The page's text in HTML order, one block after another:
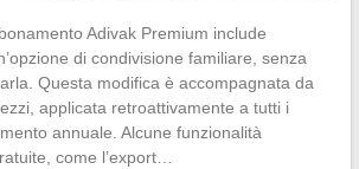
Adivak Premium include
di condivisione familiare, senza
Questa modifica è accompagnata da
applicata retroattivamente a tutti i
annuale. Alcune funzionalità
come l’export…